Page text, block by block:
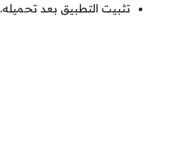
تثبيت التطبيق بعد تحميله.